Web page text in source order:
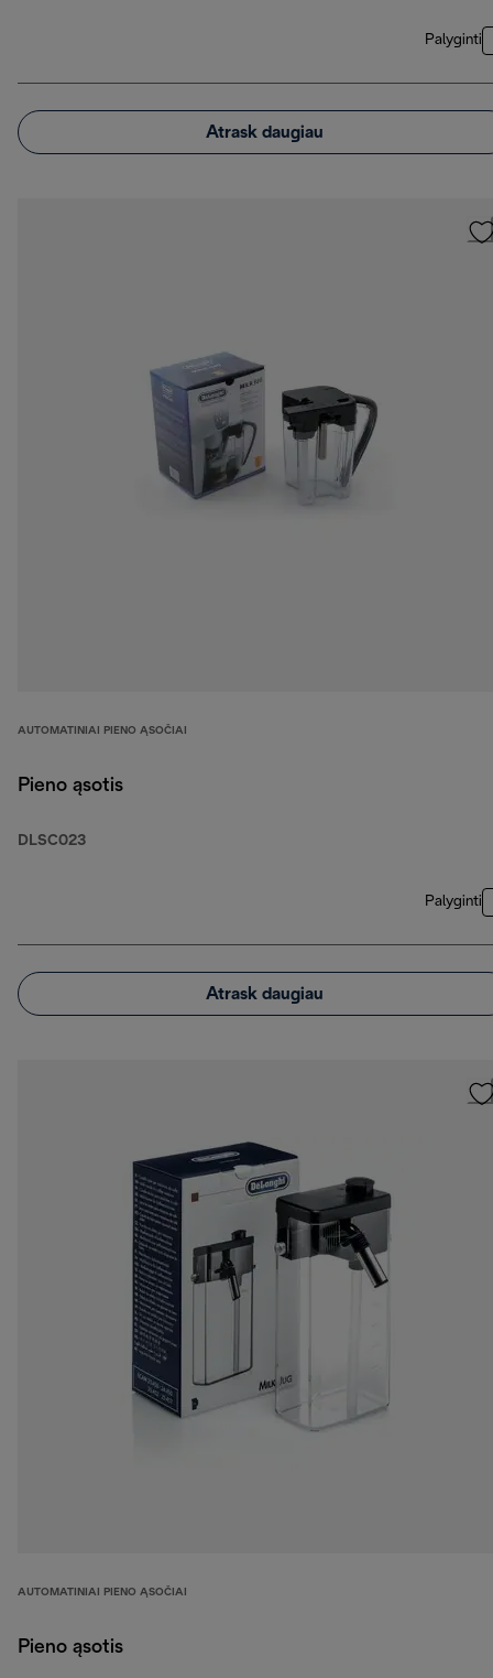
Palyginti
Atrask daugiau
AUTOMATINIAI PIENO ĄSOČIAI
Pieno ąsotis
DLSC023
Palyginti
Atrask daugiau
AUTOMATINIAI PIENO ĄSOČIAI
Pieno ąsotis